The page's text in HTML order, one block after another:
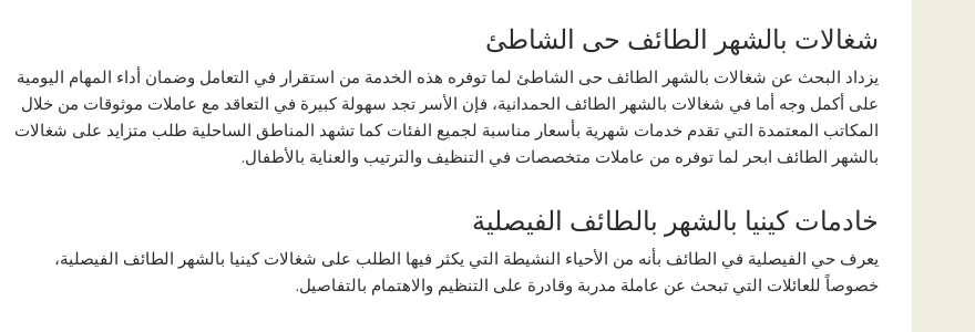
شغالات بالشهر الطائف حى الشاطئ
يزداد البحث عن شغالات بالشهر الطائف حى الشاطئ لما توفره هذه الخدمة من استقرار في التعامل وضمان أداء المهام اليومية
على أكمل وجه أما في شغالات بالشهر الطائف الحمدانية، فإن الأسر تجد سهولة كبيرة في التعاقد مع عاملات موثوقات من خلال
المكاتب المعتمدة التي تقدم خدمات شهرية بأسعار مناسبة لجميع الفئات كما تشهد المناطق الساحلية طلب متزايد على شغالات
بالشهر الطائف ابحر لما توفره من عاملات متخصصات في التنظيف والترتيب والعناية بالأطفال.
خادمات كينيا بالشهر بالطائف الفيصلية
يعرف حي الفيصلية في الطائف بأنه من الأحياء النشيطة التي يكثر فيها الطلب على شغالات كينيا بالشهر الطائف الفيصلية،
خصوصاً للعائلات التي تبحث عن عاملة مدربة وقادرة على التنظيم والاهتمام بالتفاصيل.